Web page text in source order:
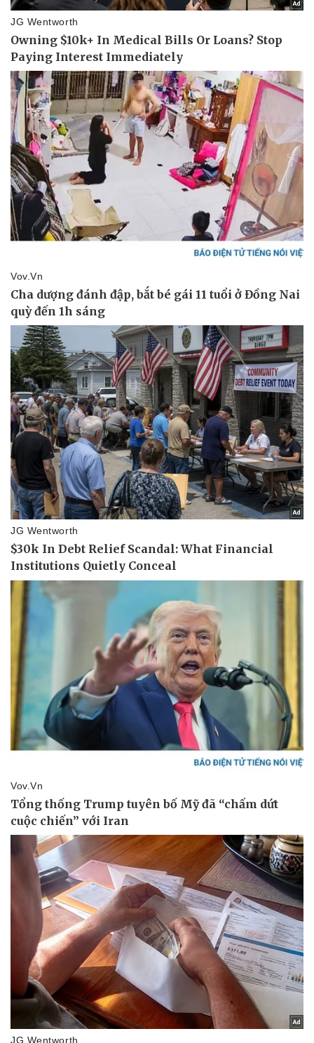
Pháp luật
Vụ án
Tư vấn luật
Quân sự - Quốc phòng
Vũ khí